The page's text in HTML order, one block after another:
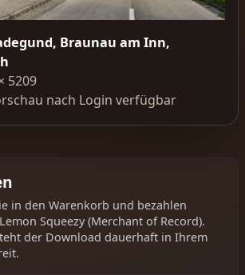
Braunau am Inn,
5209
nach Login verfügbar
in den Warenkorb und bezahlen
Squeezy (Merchant of Record).
der Download dauerhaft in Ihrem